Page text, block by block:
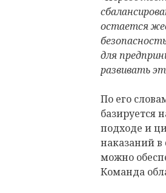
остается
для
развивать
По его
базируется
подходе и
наказаний в
можно
Команда